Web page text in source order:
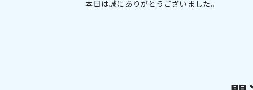
本日は誠にありがとうございました。